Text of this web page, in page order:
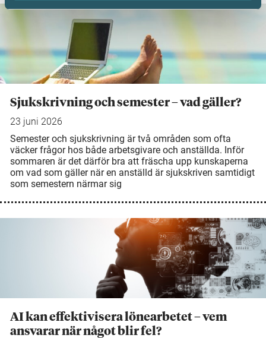
Sjukskrivning och semester – vad gäller?
23 juni 2026
Semester och sjukskrivning är två områden som ofta
väcker frågor hos både arbetsgivare och anställda. Inför
sommaren är det därför bra att fräscha upp kunskaperna
om vad som gäller när en anställd är sjukskriven samtidigt
som semestern närmar sig
AI kan effektivisera lönearbetet – vem
ansvarar när något blir fel?